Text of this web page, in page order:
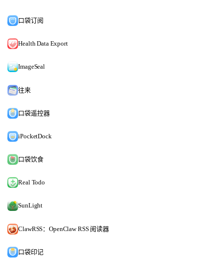
口袋订阅
Health Data Export
ImageSeal
往来
口袋遥控器
iPocketDock
口袋饮食
Real Todo
SunLight
ClawRSS：OpenClaw RSS 阅读器
口袋印记